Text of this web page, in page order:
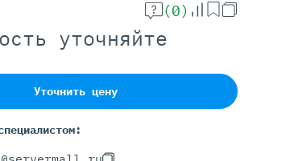
(0)
уточняйте
Уточнить цену